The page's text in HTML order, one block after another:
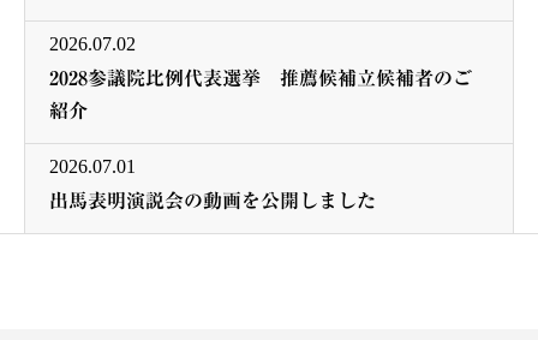
2026.07.02
2028参議院比例代表選挙 推薦候補立候補者のご
紹介
2026.07.01
出馬表明演説会の動画を公開しました